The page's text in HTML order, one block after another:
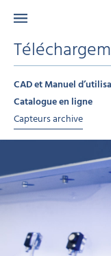
CAD et Manuel
Catalogue en ligne
Capteurs archive